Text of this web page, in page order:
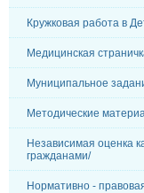
Кружковая работа в
Медицинская
Муниципальное
Методические
Независимая оценка
гражданами/
Нормативно -